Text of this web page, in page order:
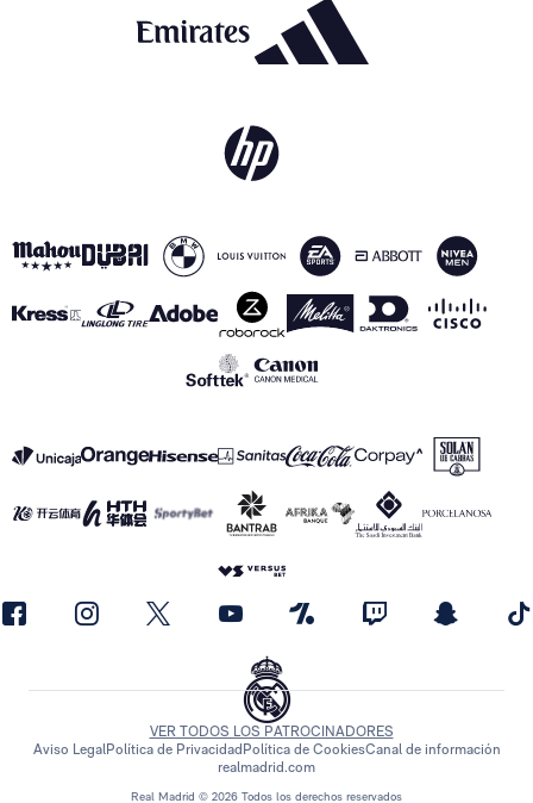
Real Madrid © 2026 Todos los derechos reservados
VER TODOS LOS PATROCINADORES
Aviso LegalPolítica de PrivacidadPolítica de CookiesCanal de información
realmadrid.com